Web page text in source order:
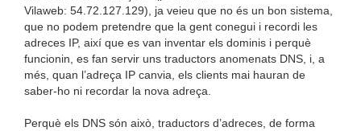
Vilaweb: 54.72.127.129), ja veieu que no és un bon sistema,
que no podem pretendre que la gent conegui i recordi les
adreces IP, així que es van inventar els dominis i perquè
funcionin, es fan servir uns traductors anomenats DNS, i, a
més, quan l’adreça IP canvia, els clients mai hauran de
saber-ho ni recordar la nova adreça.
Perquè els DNS són això, traductors d’adreces, de forma